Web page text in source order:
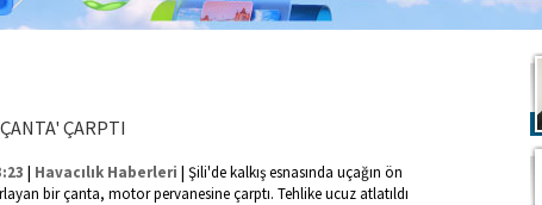
ÇARPTI
| Havacılık Haberleri | Şili'de kalkış esnasında uçağın ön
bir çanta, motor pervanesine çarptı. Tehlike ucuz atlatıldı